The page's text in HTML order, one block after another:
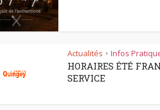
Actualités • Infos
HORAIRES ÉTÉ
SERVICE